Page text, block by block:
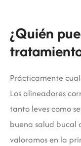
¿Quién
Prácticamente
Los alineadores
tanto leves como
buena salud bucal
valoramos en la